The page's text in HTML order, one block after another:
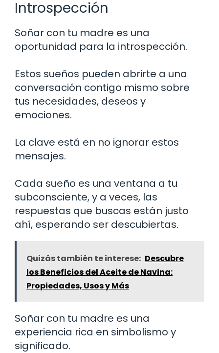
Introspección
Soñar con tu madre es una
oportunidad para la introspección.
Estos sueños pueden abrirte a una
conversación contigo mismo sobre
tus necesidades, deseos y
emociones.
La clave está en no ignorar estos
mensajes.
Cada sueño es una ventana a tu
subconsciente, y a veces, las
respuestas que buscas están justo
ahí, esperando ser descubiertas.
Quizás también te interese: Descubre
los Beneficios del Aceite de Navina:
Propiedades, Usos y Más
Soñar con tu madre es una
experiencia rica en simbolismo y
significado.